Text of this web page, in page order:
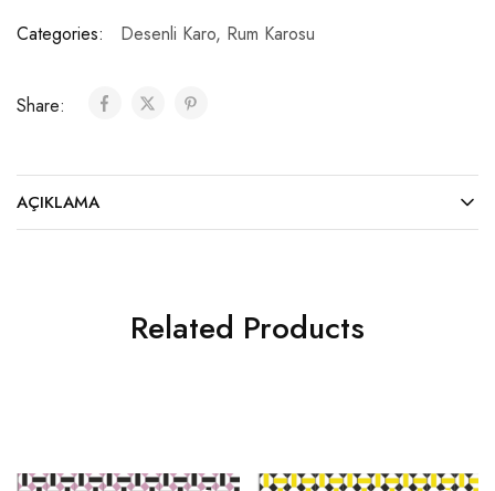
Categories:
Desenli Karo, Rum Karosu
Share:
AÇIKLAMA
Related Products